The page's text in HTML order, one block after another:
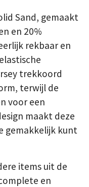
Sand, gemaakt
en 20%
rekbaar en
trekkoord
terwijl de
voor een
maakt deze
gemakkelijk kunt
items uit de
en